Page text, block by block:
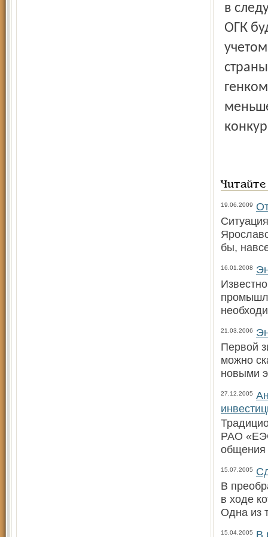
в
ОГК
19.06.2009
бы,
16.01.2008
21.03.2006
Первой
можно
новыми
27.12.2005
РАО
общения
15.07.2005
В
в ходе
Одна из
15.04.2005 В